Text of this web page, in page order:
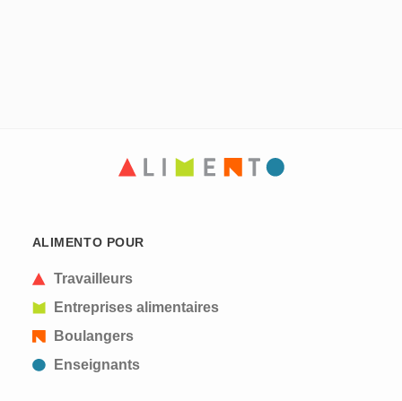
ALIMENTO POUR
Travailleurs
Entreprises alimentaires
Boulangers
Enseignants